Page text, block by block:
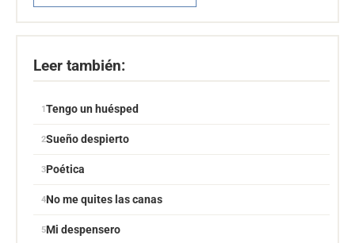
Leer también:
Tengo un huésped
Sueño despierto
Poética
No me quites las canas
Mi despensero